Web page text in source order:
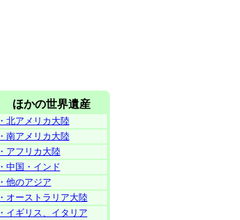
ほかの世界遺産
・北アメリカ大陸
・南アメリカ大陸
・アフリカ大陸
・中国・インド
・他のアジア
・オーストラリア大陸
・イギリス、イタリア